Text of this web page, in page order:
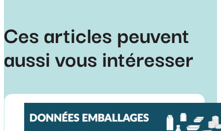
Ces articles peuvent
aussi vous intéresser